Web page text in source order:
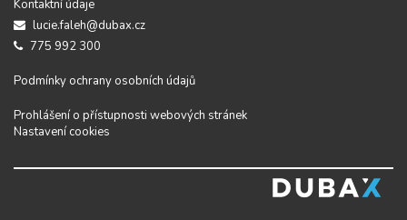
Kontaktní údaje
lucie.faleh@dubax.cz
775 992 300
Podmínky ochrany osobních údajů
Prohlášení o přístupnosti webových stránek
Nastavení cookies